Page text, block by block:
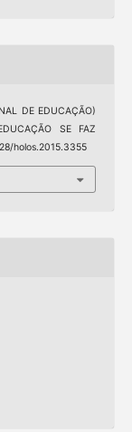
DE EDUCAÇÃO)
SE FAZ
holos.2015.3355